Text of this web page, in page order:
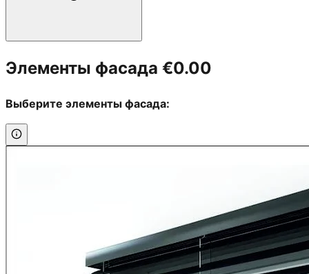
Элементы фасада €0.00
Выберите элементы фасада: